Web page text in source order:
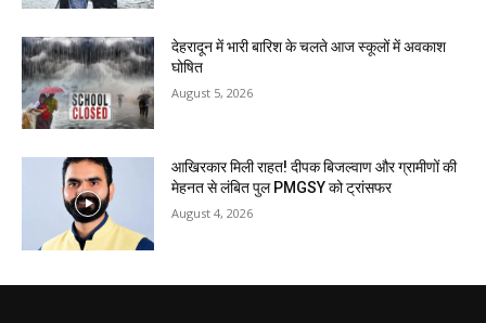
देहरादून में भारी बारिश के चलते आज स्कूलों में अवकाश
घोषित
August 5, 2026
आखिरकार मिली राहत! दीपक बिजल्वाण और ग्रामीणों की
मेहनत से लंबित पुल PMGSY को ट्रांसफर
August 4, 2026